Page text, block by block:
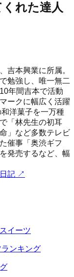
れた達人
吉本興業に所属。
勉強し、唯一無二
年間吉本で活動
ークに幅広く活躍
洋菓子を一万種
「林先生の初耳
」など多数テレビ
催事「奥渋ギフ
発売するなど、幅
記 ↗
イーツ
ンキング